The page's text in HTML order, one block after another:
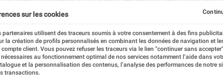
réalisés en toute indépendance du commerce ou des fabricants
et aux équipements de mesures les plus précis. Pour en
comparateur.
sur les cookies
partenaires utilisent des traceurs soumis à votre consentement à des fins
la création de profils personnalisés en combinant les données de navigation et
compte client. Vous pouvez refuser les traceurs via le lien "continuer sans
au fonctionnement optimal de nos services notamment l’aide dans
et la personnalisation des contenus, l’analyse des performances de notre
transactions.